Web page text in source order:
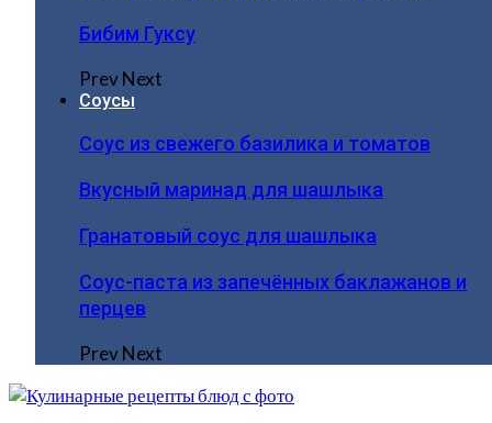
Бибим Гуксу
PrevNext
Соусы
Соус из свежего базилика и томатов
Вкусный маринад для шашлыка
Гранатовый соус для шашлыка
Соус-паста из запечённых баклажанов и
перцев
PrevNext